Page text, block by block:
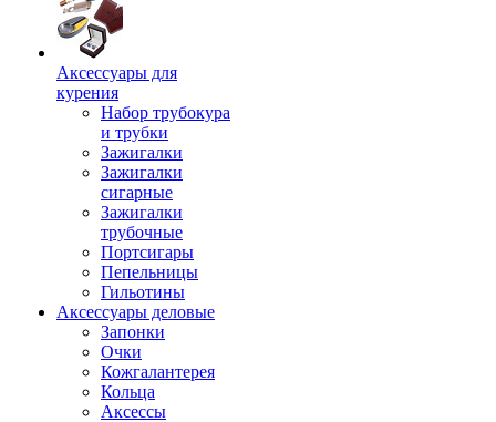
Аксессуары для
курения
Набор трубокура
и трубки
Зажигалки
Зажигалки
сигарные
Зажигалки
трубочные
Портсигары
Пепельницы
Гильотины
Аксессуары деловые
Запонки
Очки
Кожгалантерея
Кольца
Аксессы